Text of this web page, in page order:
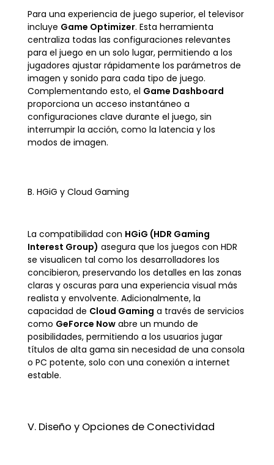
Para una experiencia de juego superior, el televisor
incluye Game Optimizer. Esta herramienta
centraliza todas las configuraciones relevantes
para el juego en un solo lugar, permitiendo a los
jugadores ajustar rápidamente los parámetros de
imagen y sonido para cada tipo de juego.
Complementando esto, el Game Dashboard
proporciona un acceso instantáneo a
configuraciones clave durante el juego, sin
interrumpir la acción, como la latencia y los
modos de imagen.
B. HGiG y Cloud Gaming
La compatibilidad con HGiG (HDR Gaming
Interest Group) asegura que los juegos con HDR
se visualicen tal como los desarrolladores los
concibieron, preservando los detalles en las zonas
claras y oscuras para una experiencia visual más
realista y envolvente. Adicionalmente, la
capacidad de Cloud Gaming a través de servicios
como GeForce Now abre un mundo de
posibilidades, permitiendo a los usuarios jugar
títulos de alta gama sin necesidad de una consola
o PC potente, solo con una conexión a internet
estable.
V. Diseño y Opciones de Conectividad